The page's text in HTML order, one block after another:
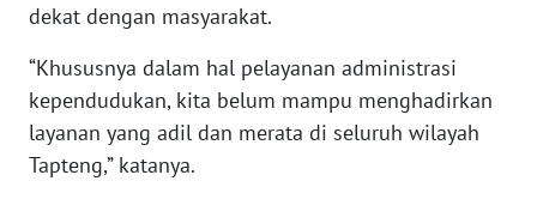
dekat dengan masyarakat.
“Khususnya dalam hal pelayanan administrasi
kependudukan, kita belum mampu menghadirkan
layanan yang adil dan merata di seluruh wilayah
Tapteng,” katanya.
SULSEL
WN
GORONTALO